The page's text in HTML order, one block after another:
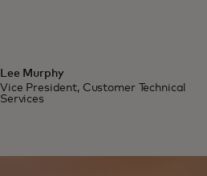
Lee Murphy
Vice President, Customer Technical
Services